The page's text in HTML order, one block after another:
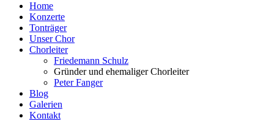
Home
Konzerte
Tonträger
Unser Chor
Chorleiter
Friedemann Schulz
Gründer und ehemaliger Chorleiter
Peter Fanger
Blog
Galerien
Kontakt